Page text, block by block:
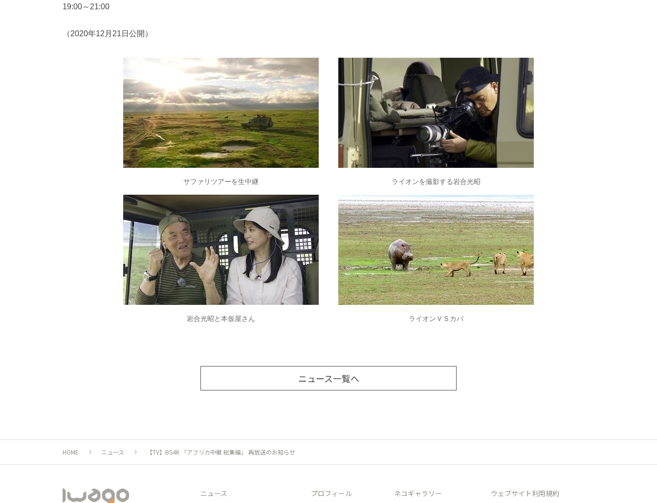
19:00～21:00
（2020年12月21日公開）
サファリツアーを生中継 ライオンを撮影する岩合光昭
岩合光昭と本仮屋さん ライオンＶＳカバ
ニュース一覧へ
HOME ニュース 【TV】BS4K 「アフリカ中継 総集編」 再放送のお知らせ
ニュース プロフィール ネコギャラリー ウェブサイト利用規約